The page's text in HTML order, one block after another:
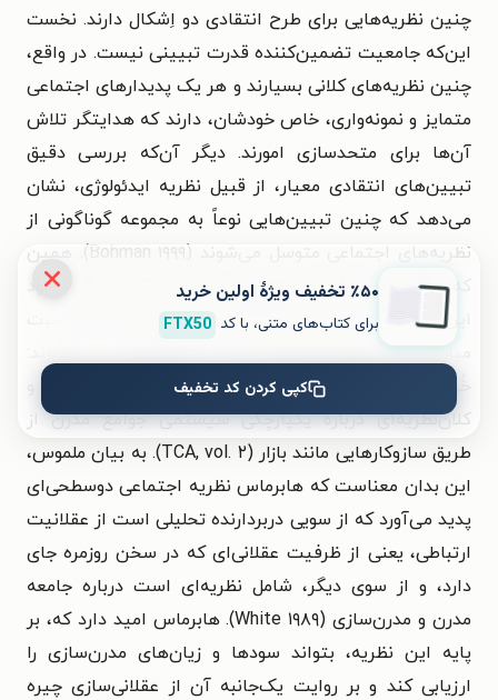
چنین نظریه‌هایی برای طرح انتقادی دو اِشکال دارند. نخست
این‌که جامعیت تضمین‌کننده قدرت تبیینی نیست. در واقع،
چنین نظریه‌های کلانی بسیارند و هر یک پدیدارهای اجتماعی
متمایز و نمونه‌واری، خاص خودشان، دارند که هدایتگر تلاش
آن‌ها برای متحدسازی امورند. دیگر آن‌که بررسی دقیق
تبیین‌های انتقادی معیار، از قبیل نظریه ایدئولوژی، نشان
می‌دهد که چنین تبیین‌هایی نوعاً به مجموعه گوناگونی از
نظریه‌های اجتماعی متوسل می‌شوند (Bohman ۱۹۹۹). همین
که هابرماس عملاً تبیین‌های انتقادی را به‌کار می‌گیرد مؤد
این نکته است. نقد او بر جوامع مدرن پیرامون تبیین نسبت
میان دو اصطلاح نظری بسیار متفاوت دور می‌زند:
خُردنظریه‌ای درباره عقلانیت، مبتنی بر هماهنگی ارتباطی، و
کلان‌نظریه‌ای درباره یکپارچگی سیستمی جوامع مدرن از
طریق سازوکارهایی مانند بازار (TCA, vol. ۲). به بیان ملموس،
این بدان معناست که هابرماس نظریه اجتماعی دوسطحی‌ای
پدید می‌آورد که از سویی دربردارنده تحلیلی است از عقلانیت
ارتباطی، یعنی از ظرفیت عقلانی‌ای که در سخن روزمره جای
دارد، و از سوی دیگر، شامل نظریه‌ای است درباره جامعه
مدرن و مدرن‌سازی (White ۱۹۸۹). هابرماس امید دارد که، بر
پایه این نظریه، بتواند سودها و زیان‌های مدرن‌سازی را
ارزیابی کند و بر روایت یک‌جانبه آن از عقلانی‌سازی چیره
٪۵۰ تخفیف ویژۀ اولین خرید
برای کتاب‌های متنی، با کد FTX50
کپی کردن کد تخفیف